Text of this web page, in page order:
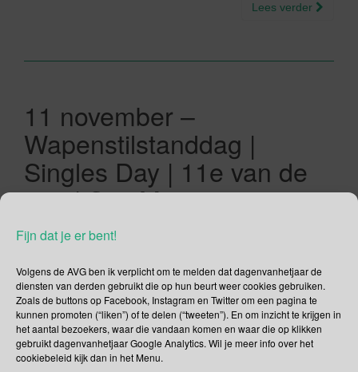
Fijn dat je er bent!
Volgens de AVG ben ik verplicht om te melden dat dagenvanhetjaar de
diensten van derden gebruikt die op hun beurt weer cookies gebruiken.
Zoals de buttons op Facebook, Instagram en Twitter om een pagina te
kunnen promoten (“liken”) of te delen (“tweeten”). En om inzicht te krijgen in
het aantal bezoekers, waar die vandaan komen en waar die op klikken
gebruikt dagenvanhetjaar Google Analytics. Wil je meer info over het
cookiebeleid kijk dan in het Menu.
Lees verder
11 november –
Wapenstilstanddag |
Singles Day | 11e van de
11e | Sint Maarten
11/11/2018
November
Remembrance Day | Wapenstilstanddag Op
Wapenstilstanddag, ook wel bekend als Remembrance Day
of Poppy Day, worden elk jaar in het Verenigd Koninkrijk en
andere landen van het Gemenebest de gevallenen van de
Eerste Wereldoorlog en alle oorlogen en gewapende